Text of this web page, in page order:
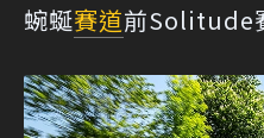
蜿蜒賽道前Solitude